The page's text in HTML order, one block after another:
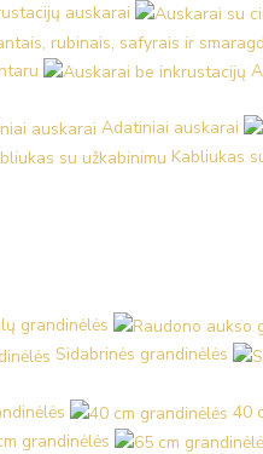
auskarai
Adatiniai auskarai
Kabliukas
grandinėlės
Sidabrinės grandinėlės
40
grandinėlės